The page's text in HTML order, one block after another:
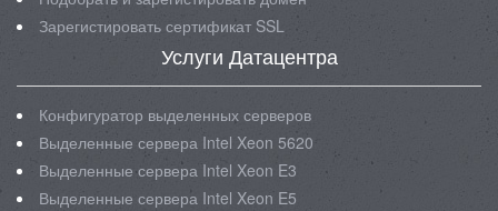
Зарегистировать сертификат SSL
Услуги Датацентра
Конфигуратор выделенных серверов
Выделенные сервера Intel Xeon 5620
Выделенные сервера Intel Xeon E3
Выделенные сервера Intel Xeon E5